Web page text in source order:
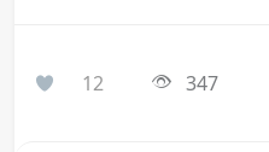
12 347